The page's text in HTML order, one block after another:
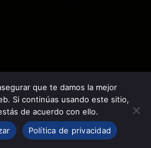
que te damos la mejor
Si continúas usando este sitio,
de acuerdo con ello.
Política de privacidad